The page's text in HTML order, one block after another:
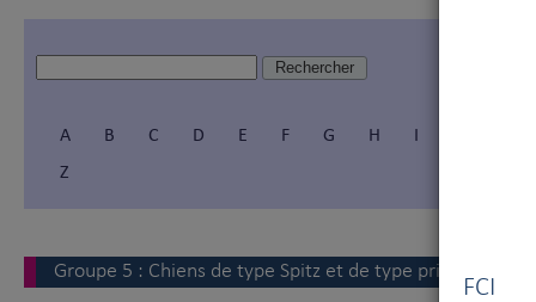
FCI
A B C D E F G H I
Z
Groupe 5 : Chiens de type Spitz et de type primitif